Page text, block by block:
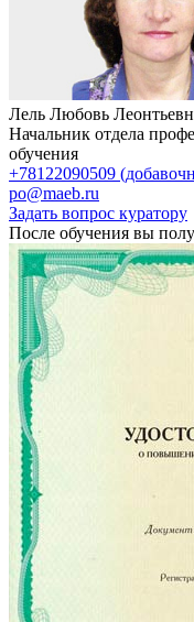
Лель Любовь
Начальник отдела
обучения
+78122090509
po@maeb.ru
Задать вопрос куратору
После обучения вы